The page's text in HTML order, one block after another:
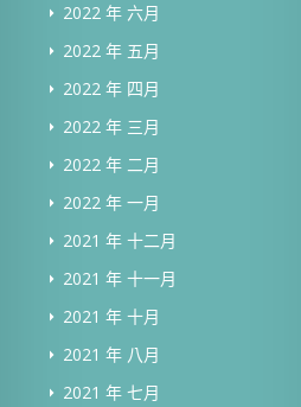
2022 年 六月
2022 年 五月
2022 年 四月
2022 年 三月
2022 年 二月
2022 年 一月
2021 年 十二月
2021 年 十一月
2021 年 十月
2021 年 八月
2021 年 七月